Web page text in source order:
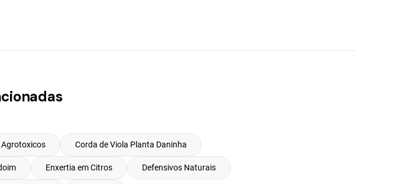
Agrotoxicos Corda de Viola Planta Daninha
Enxertia em Citros Defensivos Naturais